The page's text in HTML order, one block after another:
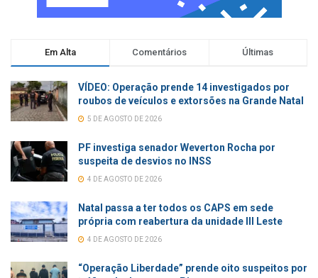
Em Alta Comentários Últimas
VÍDEO: Operação prende 14 investigados por
roubos de veículos e extorsões na Grande Natal
5 DE AGOSTO DE 2026
PF investiga senador Weverton Rocha por
suspeita de desvios no INSS
4 DE AGOSTO DE 2026
Natal passa a ter todos os CAPS em sede
própria com reabertura da unidade III Leste
4 DE AGOSTO DE 2026
“Operação Liberdade” prende oito suspeitos por